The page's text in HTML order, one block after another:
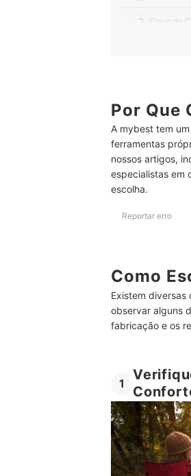
2 Fique de
5 Não Se
6 Opte por
Top 10 Melhores
Confira Nossas
Por Que
A mybest tem
ferramentas
nossos artigos,
especialistas em
escolha.
Reportar erro
Como
Existem diversas
observar alguns
fabricação e os
1